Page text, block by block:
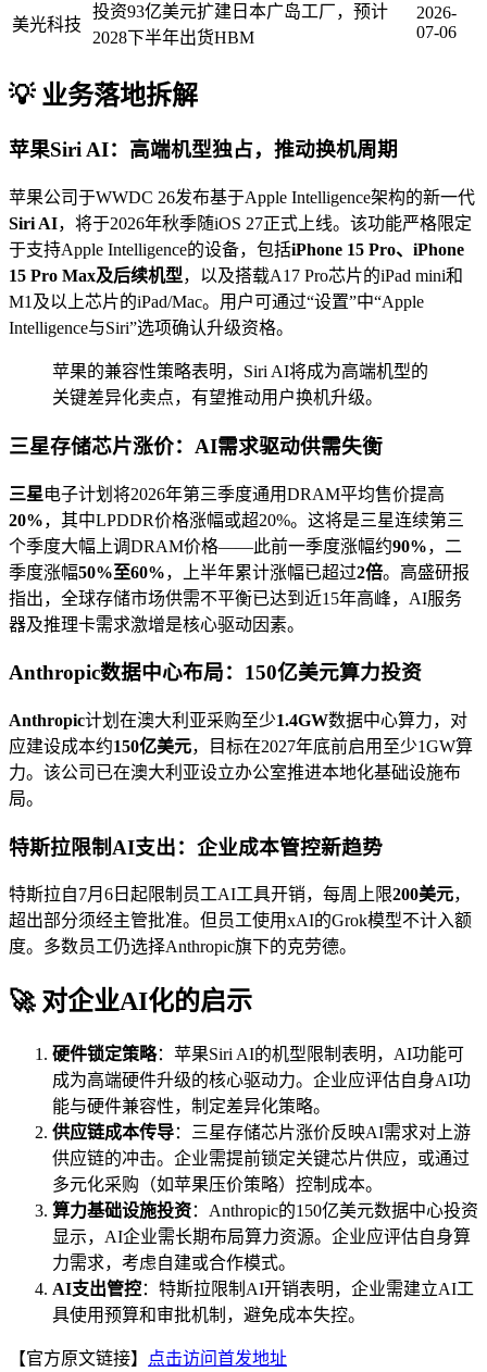
美光科技
投资93亿美元扩建日本广岛工厂，预计
2028下半年出货HBM
2026-
07-06
💡 业务落地拆解
苹果Siri AI：高端机型独占，推动换机周期
苹果公司于WWDC 26发布基于Apple Intelligence架构的新一代
Siri AI，将于2026年秋季随iOS 27正式上线。该功能严格限定
于支持Apple Intelligence的设备，包括iPhone 15 Pro、iPhone
15 Pro Max及后续机型，以及搭载A17 Pro芯片的iPad mini和
M1及以上芯片的iPad/Mac。用户可通过“设置”中“Apple
Intelligence与Siri”选项确认升级资格。
苹果的兼容性策略表明，Siri AI将成为高端机型的
关键差异化卖点，有望推动用户换机升级。
三星存储芯片涨价：AI需求驱动供需失衡
三星电子计划将2026年第三季度通用DRAM平均售价提高
20%，其中LPDDR价格涨幅或超20%。这将是三星连续第三
个季度大幅上调DRAM价格——此前一季度涨幅约90%，二
季度涨幅50%至60%，上半年累计涨幅已超过2倍。高盛研报
指出，全球存储市场供需不平衡已达到近15年高峰，AI服务
器及推理卡需求激增是核心驱动因素。
Anthropic数据中心布局：150亿美元算力投资
Anthropic计划在澳大利亚采购至少1.4GW数据中心算力，对
应建设成本约150亿美元，目标在2027年底前启用至少1GW算
力。该公司已在澳大利亚设立办公室推进本地化基础设施布
局。
特斯拉限制AI支出：企业成本管控新趋势
特斯拉自7月6日起限制员工AI工具开销，每周上限200美元，
超出部分须经主管批准。但员工使用xAI的Grok模型不计入额
度。多数员工仍选择Anthropic旗下的克劳德。
🚀 对企业AI化的启示
硬件锁定策略：苹果Siri AI的机型限制表明，AI功能可
成为高端硬件升级的核心驱动力。企业应评估自身AI功
能与硬件兼容性，制定差异化策略。
供应链成本传导：三星存储芯片涨价反映AI需求对上游
供应链的冲击。企业需提前锁定关键芯片供应，或通过
多元化采购（如苹果压价策略）控制成本。
算力基础设施投资：Anthropic的150亿美元数据中心投资
显示，AI企业需长期布局算力资源。企业应评估自身算
力需求，考虑自建或合作模式。
AI支出管控：特斯拉限制AI开销表明，企业需建立AI工
具使用预算和审批机制，避免成本失控。
【官方原文链接】 点击访问首发地址